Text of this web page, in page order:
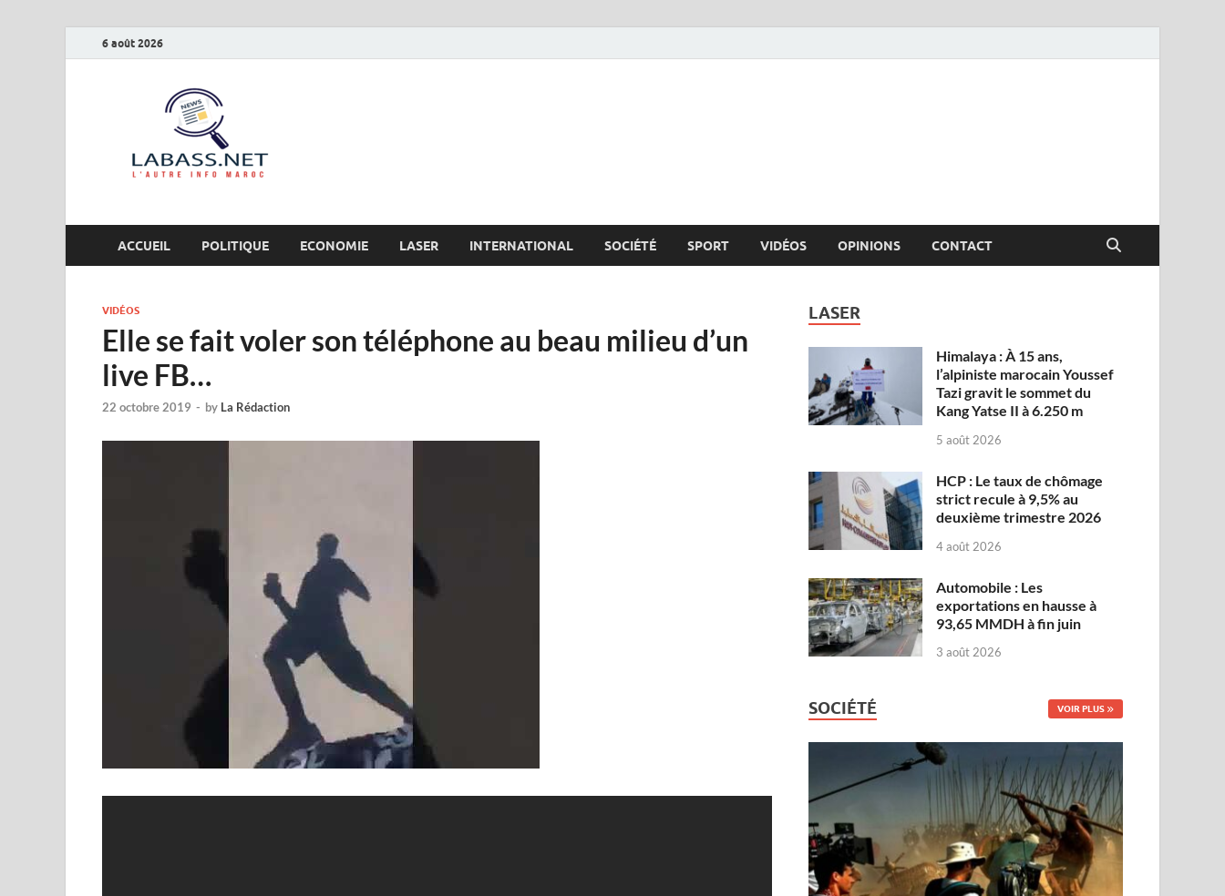
6 août 2026
ACCUEIL POLITIQUE ECONOMIE LASER INTERNATIONAL SOCIÉTÉ SPORT VIDÉOS OPINIONS CONTACT
VIDÉOS
Elle se fait voler son téléphone au beau milieu d’un
live FB…
22 octobre 2019 - by La Rédaction
LASER
Himalaya : À 15 ans,
l’alpiniste marocain Youssef
Tazi gravit le sommet du
Kang Yatse II à 6.250 m
5 août 2026
HCP : Le taux de chômage
strict recule à 9,5% au
deuxième trimestre 2026
4 août 2026
Automobile : Les
exportations en hausse à
93,65 MMDH à fin juin
3 août 2026
SOCIÉTÉ VOIR PLUS